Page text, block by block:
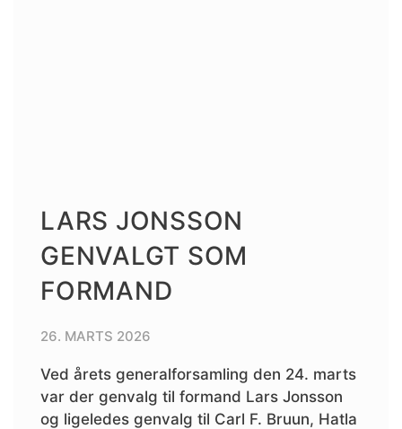
LARS JONSSON
GENVALGT SOM
FORMAND
26. MARTS 2026
Ved årets generalforsamling den 24. marts
var der genvalg til formand Lars Jonsson
og ligeledes genvalg til Carl F. Bruun, Hatla